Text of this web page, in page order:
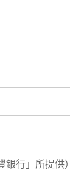
行」所提供）